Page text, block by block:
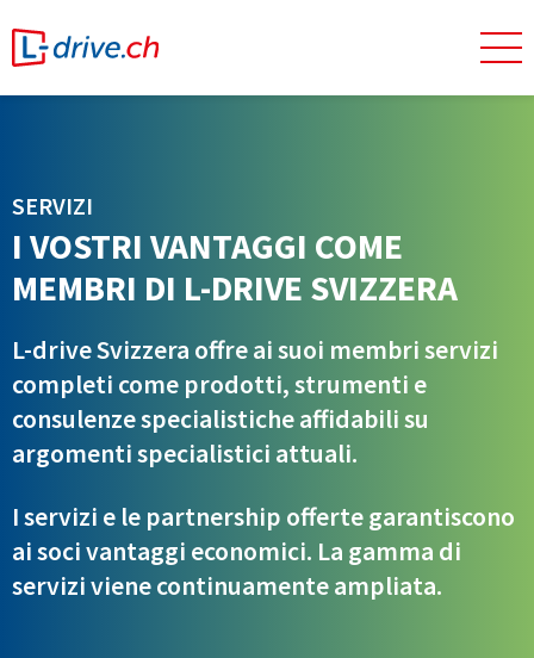
SERVIZI
I VOSTRI VANTAGGI COME
MEMBRI DI L-DRIVE SVIZZERA
L-drive Svizzera offre ai suoi membri servizi
completi come prodotti, strumenti e
consulenze specialistiche affidabili su
argomenti specialistici attuali.
I servizi e le partnership offerte garantiscono
ai soci vantaggi economici. La gamma di
servizi viene continuamente ampliata.